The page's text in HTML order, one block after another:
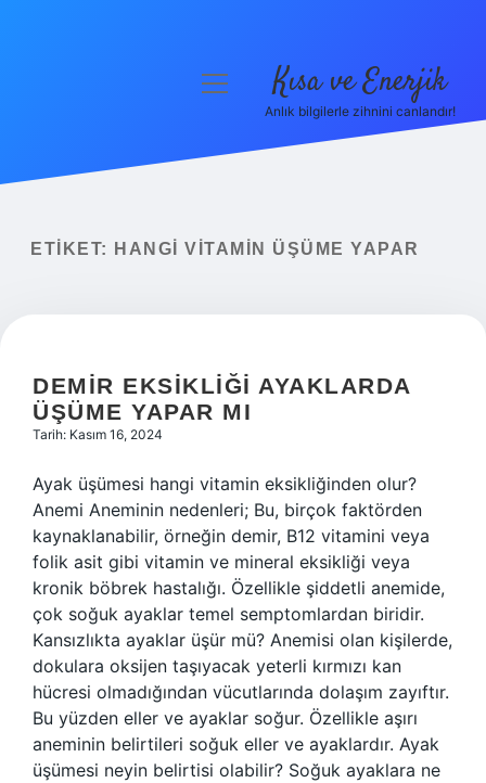
Yasal Uyarı
menüyü
Kısa ve Enerjik
Anlık bilgilerle zihnini canlandır!
ETIKET: HANGI VITAMIN ÜŞÜME YAPAR
DEMIR EKSIKLIĞI AYAKLARDA
ÜŞÜME YAPAR MI
Tarih: Kasım 16, 2024
Ayak üşümesi hangi vitamin eksikliğinden olur?
Anemi Aneminin nedenleri; Bu, birçok faktörden
kaynaklanabilir, örneğin demir, B12 vitamini veya
folik asit gibi vitamin ve mineral eksikliği veya
kronik böbrek hastalığı. Özellikle şiddetli anemide,
çok soğuk ayaklar temel semptomlardan biridir.
Kansızlıkta ayaklar üşür mü? Anemisi olan kişilerde,
dokulara oksijen taşıyacak yeterli kırmızı kan
hücresi olmadığından vücutlarında dolaşım zayıftır.
Bu yüzden eller ve ayaklar soğur. Özellikle aşırı
aneminin belirtileri soğuk eller ve ayaklardır. Ayak
üşümesi neyin belirtisi olabilir? Soğuk ayaklara ne